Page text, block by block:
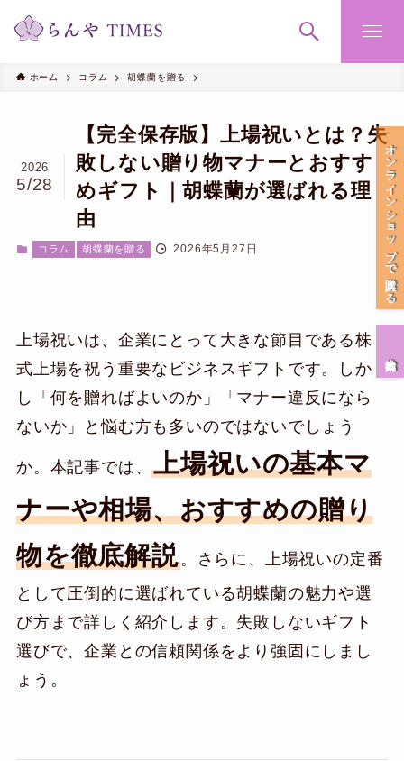
ホーム コラム 胡蝶蘭を贈る
【完全保存版】上場祝いとは？失
敗しない贈り物マナーとおすす
めギフト｜胡蝶蘭が選ばれる理
由
2026
5/28
コラム 胡蝶蘭を贈る 2026年5月27日
上場祝いは、企業にとって大きな節目である株
式上場を祝う重要なビジネスギフトです。しか
し「何を贈ればよいのか」「マナー違反になら
ないか」と悩む方も多いのではないでしょう
か。本記事では、上場祝いの基本マ
ナーや相場、おすすめの贈り
物を徹底解説。さらに、上場祝いの定番
として圧倒的に選ばれている胡蝶蘭の魅力や選
び方まで詳しく紹介します。失敗しないギフト
選びで、企業との信頼関係をより強固にしまし
ょう。
オンラインショップで購入する